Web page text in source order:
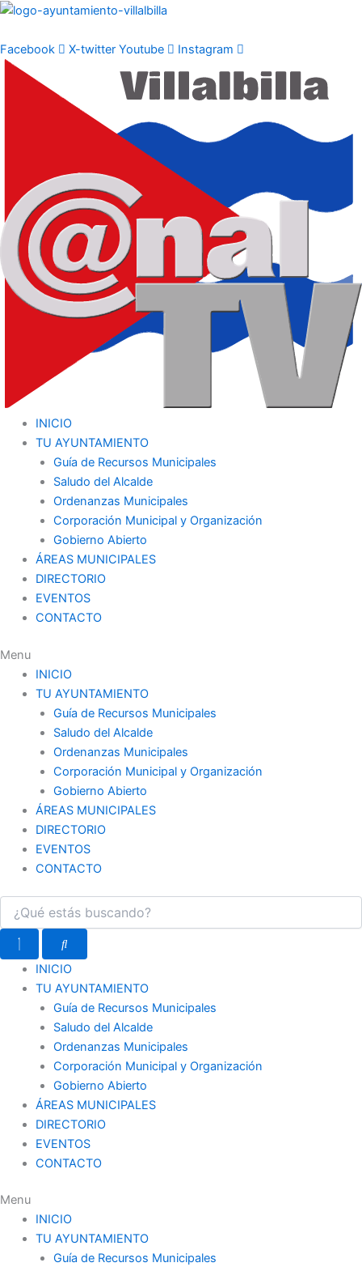
Ir
contenido
Facebook X-twitter Youtube Instagram
INICIO
TU AYUNTAMIENTO
Guía de Recursos Municipales
Saludo del Alcalde
Ordenanzas Municipales
Corporación Municipal y Organización
Gobierno Abierto
ÁREAS MUNICIPALES
DIRECTORIO
EVENTOS
CONTACTO
Menu
INICIO
TU AYUNTAMIENTO
Guía de Recursos Municipales
Saludo del Alcalde
Ordenanzas Municipales
Corporación Municipal y Organización
Gobierno Abierto
ÁREAS MUNICIPALES
DIRECTORIO
EVENTOS
CONTACTO
INICIO
TU AYUNTAMIENTO
Guía de Recursos Municipales
Saludo del Alcalde
Ordenanzas Municipales
Corporación Municipal y Organización
Gobierno Abierto
ÁREAS MUNICIPALES
DIRECTORIO
EVENTOS
CONTACTO
Menu
INICIO
TU AYUNTAMIENTO
Guía de Recursos Municipales